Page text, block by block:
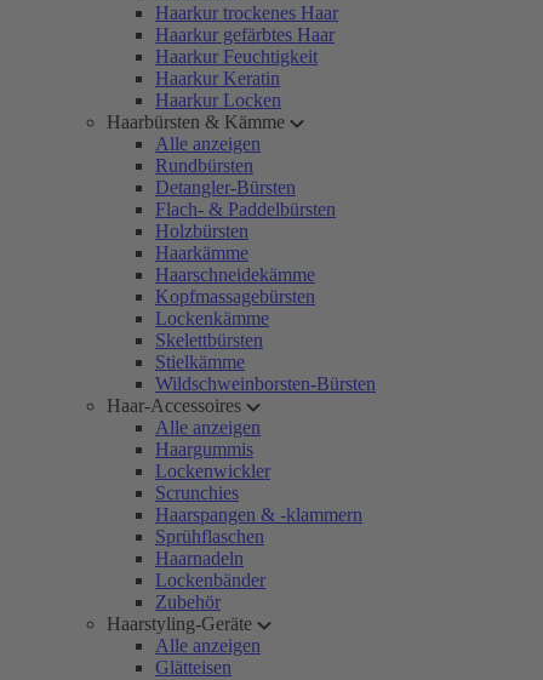
Haarkur trockenes Haar
Haarkur gefärbtes Haar
Haarkur Feuchtigkeit
Haarkur Keratin
Haarkur Locken
Haarbürsten & Kämme
Alle anzeigen
Rundbürsten
Detangler-Bürsten
Flach- & Paddelbürsten
Holzbürsten
Haarkämme
Haarschneidekämme
Kopfmassagebürsten
Lockenkämme
Skelettbürsten
Stielkämme
Wildschweinborsten-Bürsten
Haar-Accessoires
Alle anzeigen
Haargummis
Lockenwickler
Scrunchies
Haarspangen & -klammern
Sprühflaschen
Haarnadeln
Lockenbänder
Zubehör
Haarstyling-Geräte
Alle anzeigen
Glätteisen